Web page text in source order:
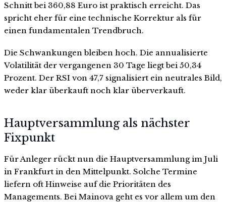
Schnitt bei 360,88 Euro ist praktisch erreicht. Das
spricht eher für eine technische Korrektur als für
einen fundamentalen Trendbruch.
Die Schwankungen bleiben hoch. Die annualisierte
Volatilität der vergangenen 30 Tage liegt bei 50,34
Prozent. Der RSI von 47,7 signalisiert ein neutrales Bild,
weder klar überkauft noch klar überverkauft.
Hauptversammlung als nächster
Fixpunkt
Für Anleger rückt nun die Hauptversammlung im Juli
in Frankfurt in den Mittelpunkt. Solche Termine
liefern oft Hinweise auf die Prioritäten des
Managements. Bei Mainova geht es vor allem um den